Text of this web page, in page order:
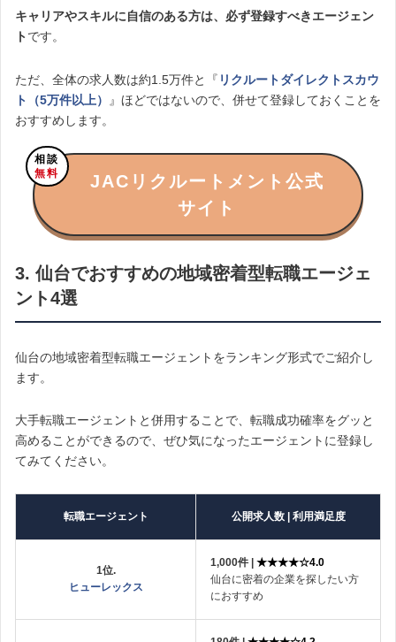
キャリアやスキルに自信のある方は、必ず登録すべきエージェン
トです。
ただ、全体の求人数は約1.5万件と『 リクルートダイレクトスカウ
ト（5万件以上）
』ほどではないので、併せて登録しておくことを
おすすめします。
相談
無料
JACリクルートメント公式
サイト
3. 仙台でおすすめの地域密着型転職エージェ
ント4選
仙台の地域密着型転職エージェントをランキング形式でご紹介し
ます。
大手転職エージェントと併用することで、転職成功確率をグッと
高めることができるので、ぜひ気になったエージェントに登録し
てみてください。
転職エージェント 公開求人数 | 利用満足度
1位.
ヒューレックス
1,000件 | ★★★★☆4.0
仙台に密着の企業を探したい方
におすすめ